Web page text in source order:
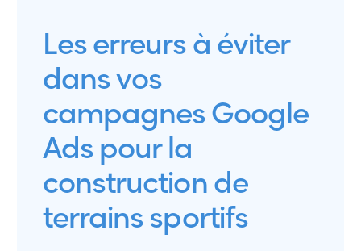
Les erreurs à éviter
dans vos
campagnes Google
Ads pour la
construction de
terrains sportifs